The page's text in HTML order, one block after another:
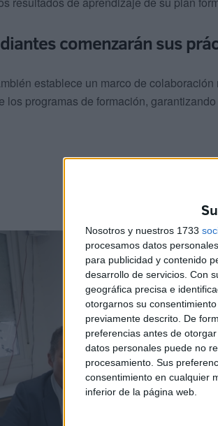
Nosotros y nuestros 1733
procesamos datos
para publicidad y contenido
desarrollo de servicios. Con
geográfica precisa e
otorgarnos su
previamente descrito. De
preferencias antes de
datos personales puede no
procesamiento. Sus
consentimiento en cualquier
inferior de la página web.
comenzarán sus
establece un marco de
los programas de formación,